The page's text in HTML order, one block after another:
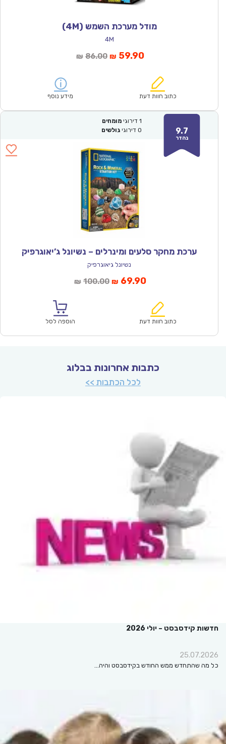
מודל מערכת השמש (4M)
4M
₪ 86.00המחיר
₪86.00.
₪ 59.90המחיר
הוא:
כתוב חוות דעת מידע נוסף
9.7
נהדר
1 דירוגי מומחים
0 דירוגי גולשים
ערכת מחקר סלעים ומינרלים – נשיונל ג’יאוגרפיק
נשיונל גיאוגרפיק
₪ 100.00המחיר
₪100.00.
₪ 69.90המחיר
הוא:
כתוב חוות דעת הוספה לסל
כתבות אחרונות בבלוג
לכל הכתבות >>
חדשות קידסבסט – יולי 2026
25.07.2026
כל מה שהתחדש ממש החודש בקידסבסט והיה…